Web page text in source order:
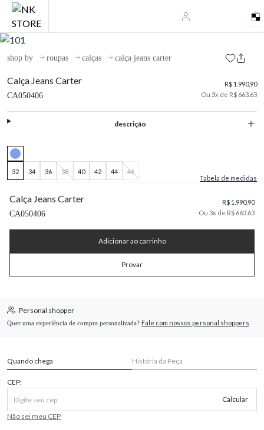
shop by roupas calças calça jeans carter
Calça Jeans Carter
CA050406
R$ 1.990,90
Ou 3x de R$ 663.63
descrição
32 34 36 38 40 42 44
46
Tabela de medidas
Calça Jeans Carter
CA050406
R$ 1.990,90
Ou 3x de R$ 663.63
Adicionar ao carrinho
Provar
Personal shopper
Quer uma experiência de compra personalizada? Fale com nossos personal shoppers
Quando chega História da Peça
CEP:
Calcular
Não sei meu CEP